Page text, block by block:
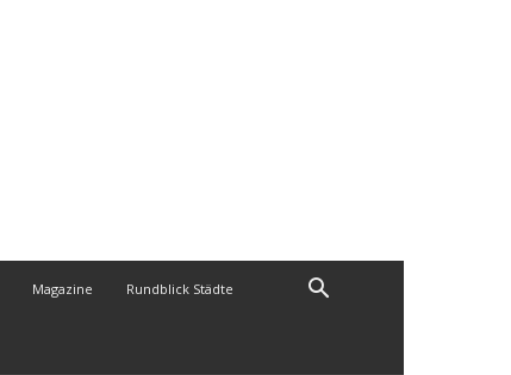
Magazine Rundblick Städte